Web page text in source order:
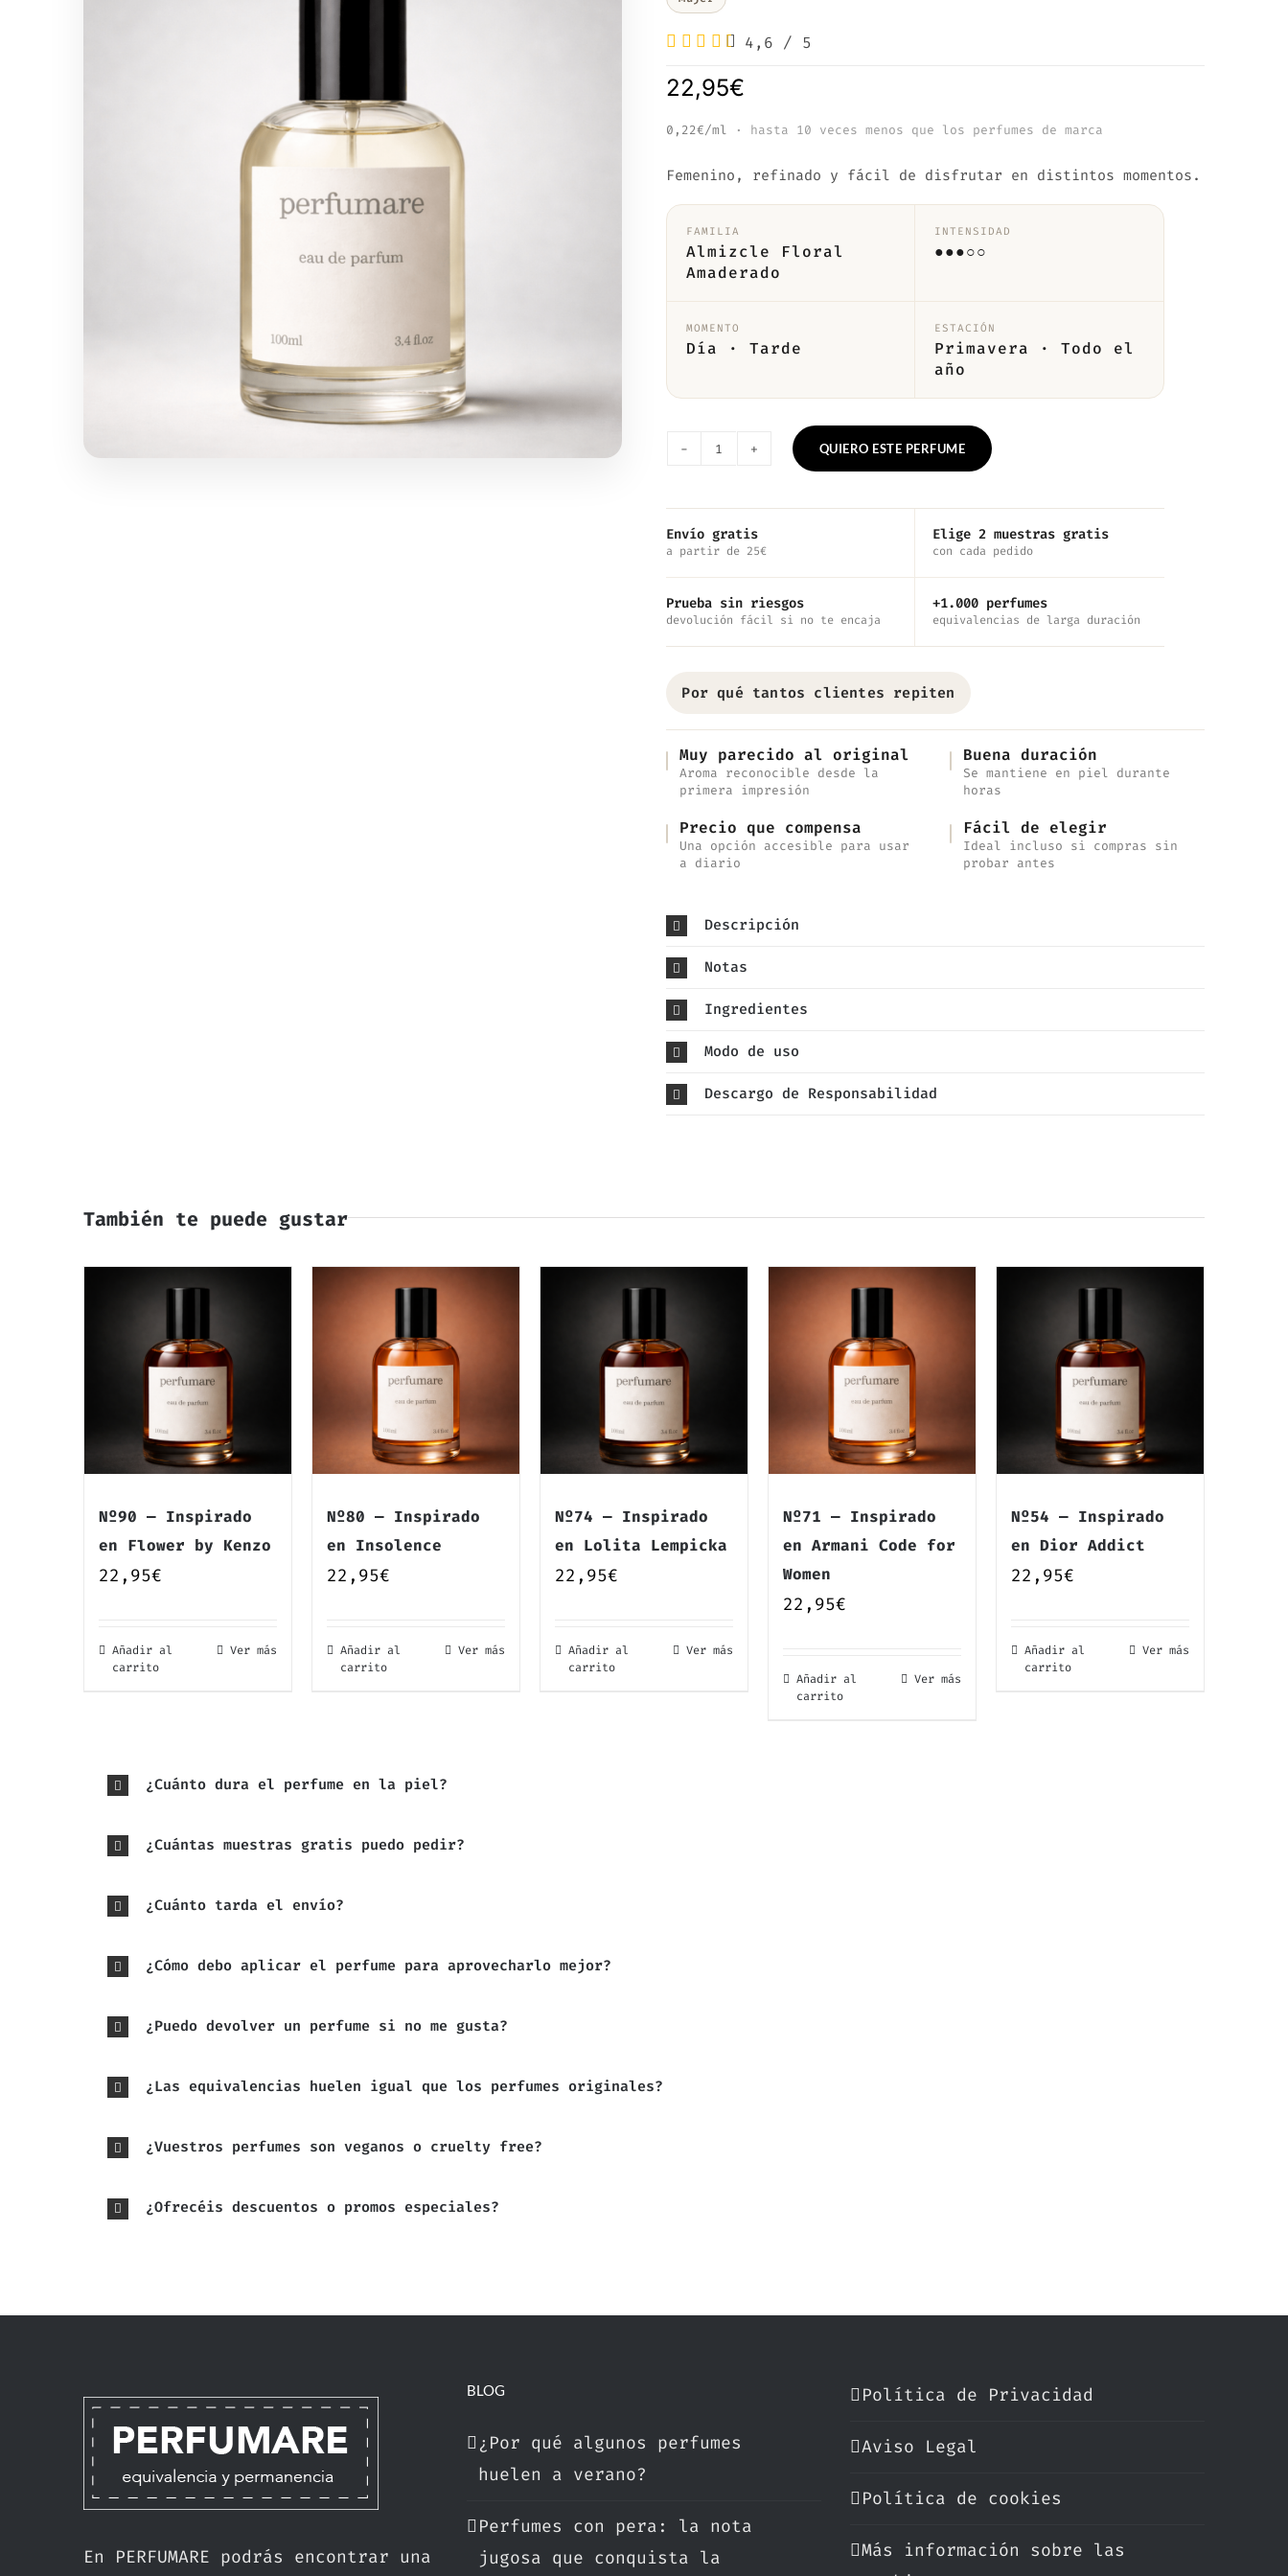
4,6 / 5
22,95€
0,22€/ml · hasta 10 veces menos que los perfumes de marca
Femenino, refinado y fácil de disfrutar en distintos momentos.
FAMILIA
Almizcle Floral
Amaderado
INTENSIDAD
●●●○○
MOMENTO
Día · Tarde
ESTACIÓN
Primavera · Todo el
año
Inspirado
en
Musc
Eau
De
Florale
cantidad
QUIERO ESTE PERFUME
Envío gratis
a partir de 25€
Elige 2 muestras gratis
con cada pedido
Prueba sin riesgos
devolución fácil si no te encaja
+1.000 perfumes
equivalencias de larga duración
Por qué tantos clientes repiten
Muy parecido al original
Aroma reconocible desde la
primera impresión
Buena duración
Se mantiene en piel durante
horas
Precio que compensa
Una opción accesible para usar
a diario
Fácil de elegir
Ideal incluso si compras sin
probar antes
Descripción
Notas
Ingredientes
Modo de uso
Descargo de Responsabilidad
También te puede gustar
Nº90 — Inspirado
en Flower by Kenzo
22,95€
Añadir al
carrito
Ver más
Nº80 — Inspirado
en Insolence
22,95€
Añadir al
carrito
Ver más
Nº74 — Inspirado
en Lolita Lempicka
22,95€
Añadir al
carrito
Ver más
Nº71 — Inspirado
en Armani Code for
Women
22,95€
Añadir al
carrito
Ver más
Nº54 — Inspirado
en Dior Addict
22,95€
Añadir al
carrito
Ver más
¿Cuánto dura el perfume en la piel?
¿Cuántas muestras gratis puedo pedir?
¿Cuánto tarda el envío?
¿Cómo debo aplicar el perfume para aprovecharlo mejor?
¿Puedo devolver un perfume si no me gusta?
¿Las equivalencias huelen igual que los perfumes originales?
¿Vuestros perfumes son veganos o cruelty free?
¿Ofrecéis descuentos o promos especiales?
En PERFUMARE podrás encontrar una
BLOG
¿Por qué algunos perfumes
huelen a verano?
Perfumes con pera: la nota
jugosa que conquista la
Política de Privacidad
Aviso Legal
Política de cookies
Más información sobre las